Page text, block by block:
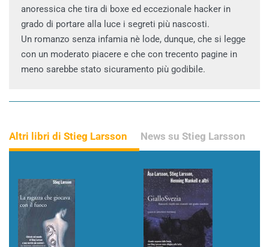
anoressica che tira di boxe ed eccezionale hacker in
grado di portare alla luce i segreti più nascosti.
Un romanzo senza infamia nè lode, dunque, che si legge
con un moderato piacere e che con trecento pagine in
meno sarebbe stato sicuramento più godibile.
Altri libri di Stieg Larsson News su Stieg Larsson